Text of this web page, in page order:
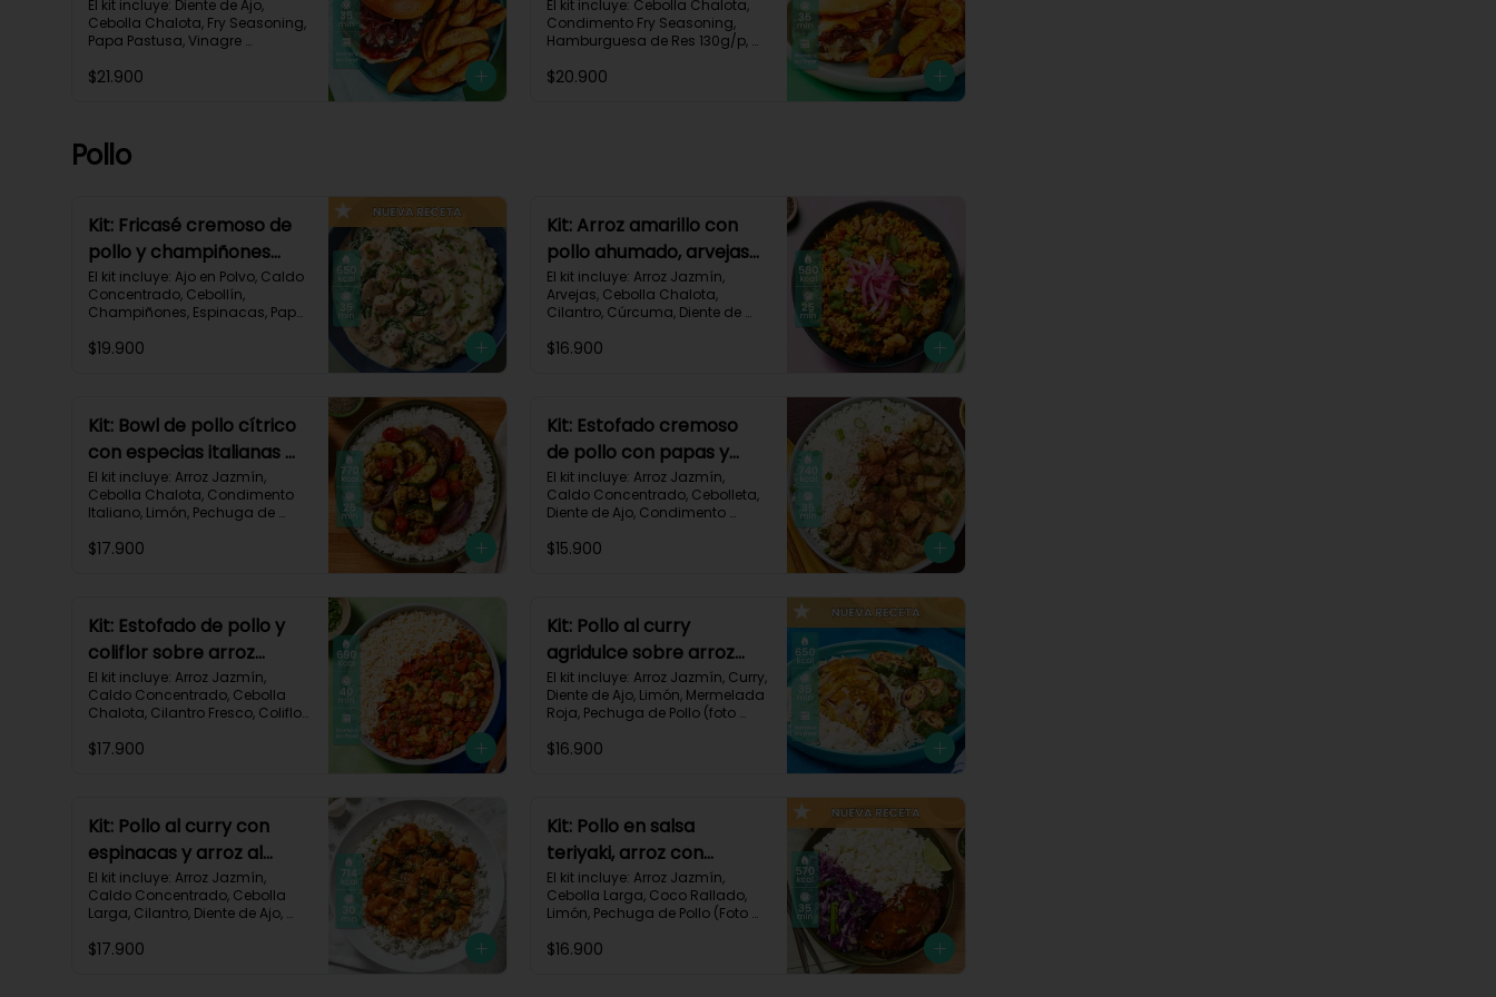
mermelada de chalota
y mayonesa de ajo-66
El kit incluye: Diente de Ajo,
Cebolla Chalota, Fry Seasoning,
Papa Pastusa, Vinagre
Hamburguesa de Res (125g/p),
Carbohidratos 88g | Grasas
$21.900
papas y cebolla
caramelizada-142
El kit incluye: Cebolla Chalota,
Condimento Fry Seasoning,
Hamburguesa de Res 130g/p,
Hamburguesa brioche, Papa
$20.900
Pollo
Kit: Fricasé cremoso de
pollo y champiñones
sobre puré de papa y
espinacas-152
El kit incluye: Ajo en Polvo, Caldo
Concentrado, Cebollín,
Champiñones, Espinacas, Papa
Pechuga de Pollo (foto 160g/p),
650 kcal	| Carbohidratos 52g |
Grasas 32g | Proteínas 41g
$19.900
Kit: Arroz amarillo con
pollo ahumado, arvejas
y cilantro-131
El kit incluye: Arroz Jazmín,
Arvejas, Cebolla Chalota,
Cilantro, Cúrcuma, Diente de
Pollo (foto 160g/p), Tomate,
| Proteínas 37g | 580 kcal
$16.900
Kit: Bowl de pollo cítrico
con especias italianas y
vegetales asados-135
El kit incluye: Arroz Jazmín,
Cebolla Chalota, Condimento
Italiano, Limón, Pechuga de
Teriyaki, Tomate Tipo Cherry,
Grasas 22g | Proteínas 37g
$17.900
Kit: Estofado cremoso
de pollo con papas y
arroz jazmín-127
El kit incluye: Arroz Jazmín,
Caldo Concentrado, Cebolleta,
Diente de Ajo, Condimento
de Pollo (foto 160g/p), Queso
Grasas 14g | Proteínas 41g
$15.900
Kit: Estofado de pollo y
coliflor sobre arroz
jazmín-106
El kit incluye: Arroz Jazmín,
Caldo Concentrado, Cebolla
Chalota, Cilantro Fresco, Coliflor
Pechuga de Pollo (foto 160g/p),
Carbohidratos 79g | Grasas 21g
| Proteínas 42g
$17.900
Kit: Pollo al curry
agridulce sobre arroz
jazmín y zucchini
horneado-148
El kit incluye: Arroz Jazmín, Curry,
Diente de Ajo, Limón, Mermelada
Roja, Pechuga de Pollo (foto
Verde, Receta Impresa.
$16.900
Kit: Pollo al curry con
espinacas y arroz al
cilantro-93
El kit incluye: Arroz Jazmín,
Caldo Concentrado, Cebolla
Larga, Cilantro, Diente de Ajo,
Tomate, Pechuga (foto 160g/p),
$17.900
Kit: Pollo en salsa
teriyaki, arroz con
ralladura de coco y
repollo salteado-143
El kit incluye: Arroz Jazmín,
Cebolla Larga, Coco Rallado,
Limón, Pechuga de Pollo (Foto
Teriyaki, Receta Impresa
$16.900